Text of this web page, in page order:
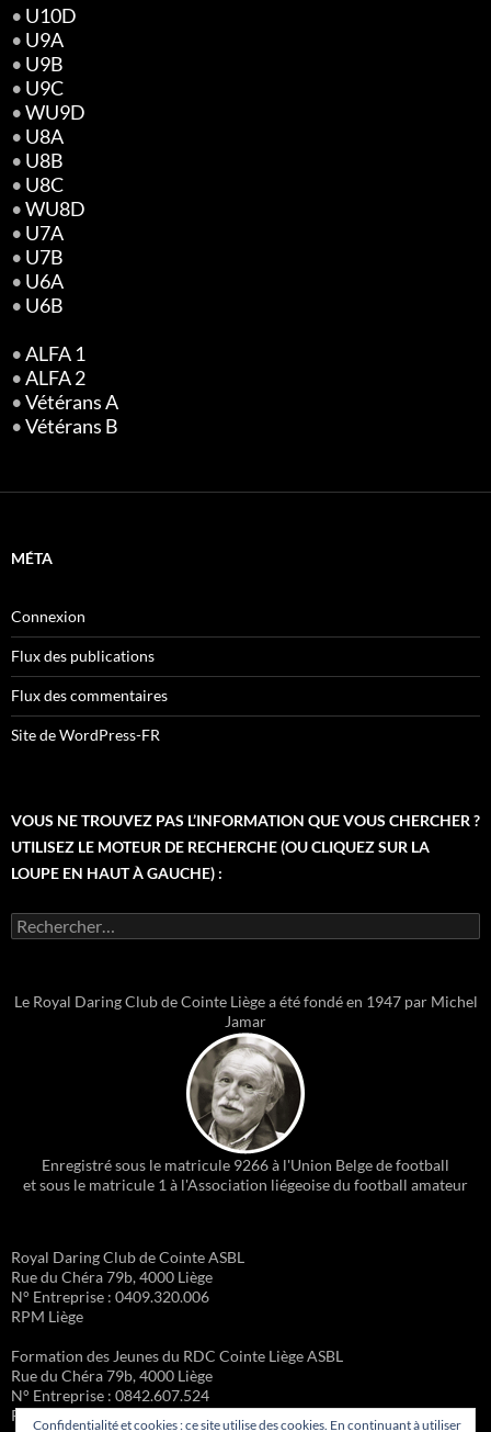
• U10D
• U9A
• U9B
• U9C
•WU9D
• U8A
• U8B
• U8C
•WU8D
• U7A
• U7B
• U6A
• U6B
•ALFA 1
•ALFA 2
•Vétérans A
•Vétérans B
MÉTA
Connexion
Flux des publications
Flux des commentaires
Site de WordPress-FR
VOUS NE TROUVEZ PAS L’INFORMATION QUE VOUS CHERCHER ?
UTILISEZ LE MOTEUR DE RECHERCHE (OU CLIQUEZ SUR LA
LOUPE EN HAUT À GAUCHE) :
Rechercher :
Le Royal Daring Club de Cointe Liège a été fondé en 1947 par Michel
Jamar
Enregistré sous le matricule 9266 à l'Union Belge de football
et sous le matricule 1 à l'Association liégeoise du football amateur
Royal Daring Club de Cointe ASBL
Rue du Chéra 79b, 4000 Liège
N° Entreprise : 0409.320.006
RPM Liège
Formation des Jeunes du RDC Cointe Liège ASBL
Rue du Chéra 79b, 4000 Liège
N° Entreprise : 0842.607.524
RPM Liège
Confidentialité et cookies : ce site utilise des cookies. En continuant à utiliser